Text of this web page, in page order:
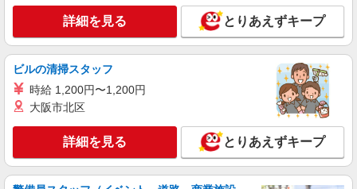
キープ 詳細を見る
株式会社GFF 北関東工場
倉庫内作業スタッフ
【5時〜22時】時給1200円 【22時〜翌5時】時
給1500円 ※早朝手当（5：00〜8：00）時給+150
円
茨城県土浦市板谷7-627-17
キープ 詳細を見る
詳細を見る とりあえずキープ
ビルの清掃スタッフ
時給 1,200円〜1,200円
大阪市北区
詳細を見る とりあえずキープ